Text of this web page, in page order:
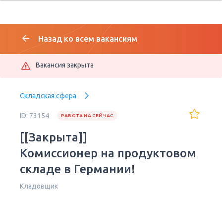
Назад ко всем вакансиям
Вакансия закрыта
Складская сфера
ID: 73154 РАБОТА НА СЕЙЧАС
[[Закрыта]]
Комиссионер на продуктовом
складе в Германии!
Кладовщик